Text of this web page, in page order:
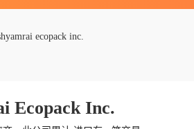
ecopack inc.
Ecopack Inc.